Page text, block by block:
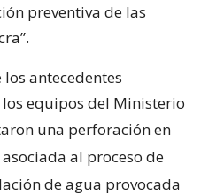
preventiva de las
antecedentes
equipos del Ministerio
una perforación en
al proceso de
de agua provocada